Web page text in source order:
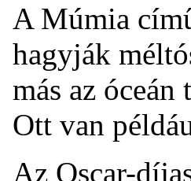
A Múmia
hagyják
más az
Ott van
Az Oscar-